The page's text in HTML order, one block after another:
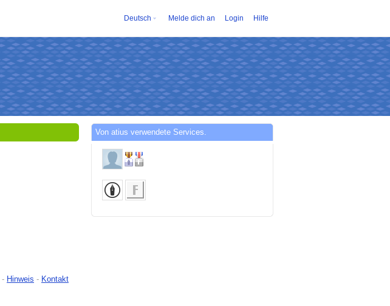
Deutsch Melde dich an Login Hilfe
Von atius verwendete Services.
- Hinweis - Kontakt